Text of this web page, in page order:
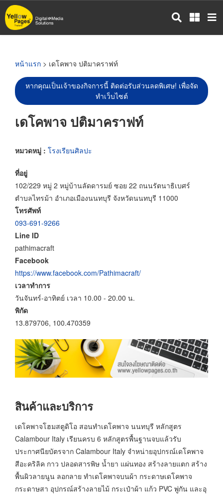
ข้าม
ไป
หน้าแรก > เดโคพาจ ปติมาคราฟท์
หากคุณเป็นเจ้าของกิจการนี้ ติดต่อรับส่วนลดพิเศษ! เพื่อจัด
ทำเว็บไซต์
เดโคพาจ ปติมาคราฟท์
หมวดหมู่ : โรงเรียนศิลปะ
ที่อยู่
102/229 หมู่ 2 หมู่บ้านลัดดารมย์ ซอย 22 ถนนรัตนาธิเบศร์
ตำบลไทรม้า อำเภอเมืองนนทบุรี จังหวัดนนทบุรี 11000
โทรศัพท์
093-691-9266
Line ID
pathimacraft
Facebook
https://www.facebook.com/Pathimacraft/
เวลาทำการ
วันจันทร์-อาทิตย์ เวลา 10.00 - 20.00 น.
พิกัด
13.879706, 100.470359
สินค้าและบริการ
เดโคพาจโฮมสตูดิโอ สอนทำเดโคพาจ นนทบุรี หลักสูตร
Calambour Italy เรียนครบ 6 หลักสูตรพื้นฐานจบแล้วรับ
ประกาศนียบัตรจาก Calambour Italy จำหน่ายอุปกรณ์เดโคพาจ
สีอะคริลิค กาว ปลอดสารพิษ น้ำยา แผ่นทอง สร้างลายแตก สร้าง
พื้นผิวลายนูน ลอกลาย ทำเดโคพาจบนผ้า กระดาษเดโคพาจ
กระดาษสา อุปกรณ์สร้างลายไม้ กระเป๋าผ้า แก้ว PVC พู่กัน และอุ